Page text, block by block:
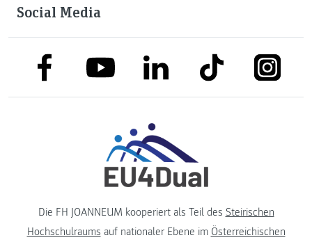
Social Media
link to facebooklink to youtubelink to linkedinlink to tiktok link to
Die FH JOANNEUM kooperiert als Teil des Steirischen
Hochschulraums auf nationaler Ebene im Österreichischen